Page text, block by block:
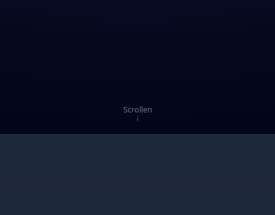
Scrollen
↓